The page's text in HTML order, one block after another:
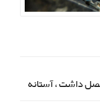
داشت ، آستانه